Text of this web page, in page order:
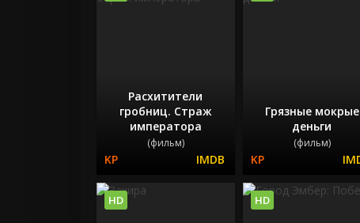
Расхитители
гробниц. Страж
императора
(фильм)
Грязные мокрые
деньги
(фильм)
HD HD